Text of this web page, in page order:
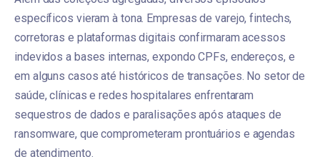
específicos vieram à tona. Empresas de varejo, fintechs,
corretoras e plataformas digitais confirmaram acessos
indevidos a bases internas, expondo CPFs, endereços, e
em alguns casos até históricos de transações. No setor de
saúde, clínicas e redes hospitalares enfrentaram
sequestros de dados e paralisações após ataques de
ransomware, que comprometeram prontuários e agendas
de atendimento.